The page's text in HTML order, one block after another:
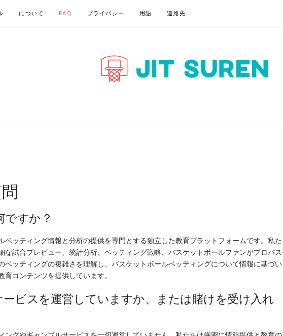
について FAQ プライバシー 用語 連絡先
ですか？
ベッティング情報と分析の提供を専門とする独立した教育プラットフォームです。私た
な試合プレビュー、統計分析、ベッティング戦略、バスケットボールファンがプロバス
ベッティングの複雑さを理解し、バスケットボールベッティングについて情報に基づい
コンテンツを提供しています。
ビスを運営していますか、または賭けを受け入れ